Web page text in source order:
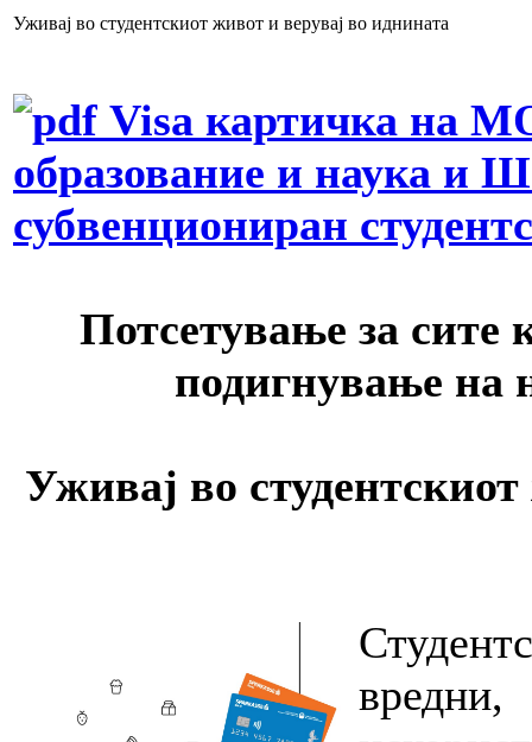
Уживај во студентскиот живот и верувај во иднината
Visa картичка на
образование и наука и
субвенциониран
Потсетување за сите
подигнување на
Уживај во